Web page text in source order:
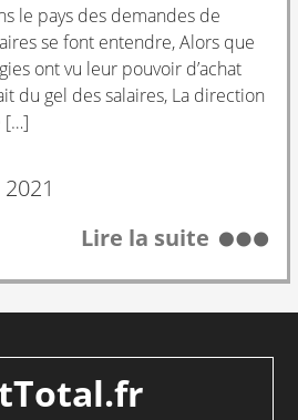
le pays des demandes de
se font entendre, Alors que
ont vu leur pouvoir d’achat
du gel des salaires, La direction
[…]
Lire la suite